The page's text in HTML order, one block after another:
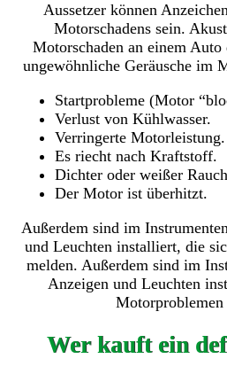
Aussetzer können
Motorschadens sein.
Motorschaden an einem
ungewöhnliche Geräusche im
Startprobleme (Motor
Verlust von Kühlwasser.
Verringerte Motorleistung.
Es riecht nach Kraftstoff.
Dichter oder weißer
Der Motor ist überhitzt.
Außerdem sind im
und Leuchten installiert, die
melden. Außerdem sind im
Anzeigen und Leuchten
Motorproblemen
Wer kauft ein